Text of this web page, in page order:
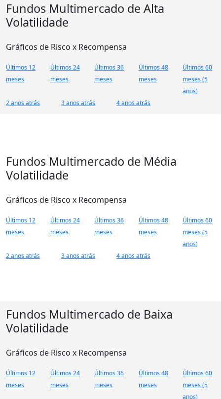
Fundos Multimercado de Alta
Volatilidade
Gráficos de Risco x Recompensa
Últimos 12
meses
Últimos 24
meses
Últimos 36
meses
Últimos 48
meses
Últimos 60
meses (5
anos)
2 anos atrás
3 anos atrás 4 anos atrás
Fundos Multimercado de Média
Volatilidade
Gráficos de Risco x Recompensa
Últimos 12
meses
Últimos 24
meses
Últimos 36
meses
Últimos 48
meses
Últimos 60
meses (5
anos)
2 anos atrás
3 anos atrás 4 anos atrás
Fundos Multimercado de Baixa
Volatilidade
Gráficos de Risco x Recompensa
Últimos 12
meses
Últimos 24
meses
Últimos 36
meses
Últimos 48
meses
Últimos 60
meses (5
anos)